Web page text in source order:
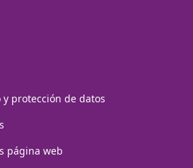
protección de datos
página web